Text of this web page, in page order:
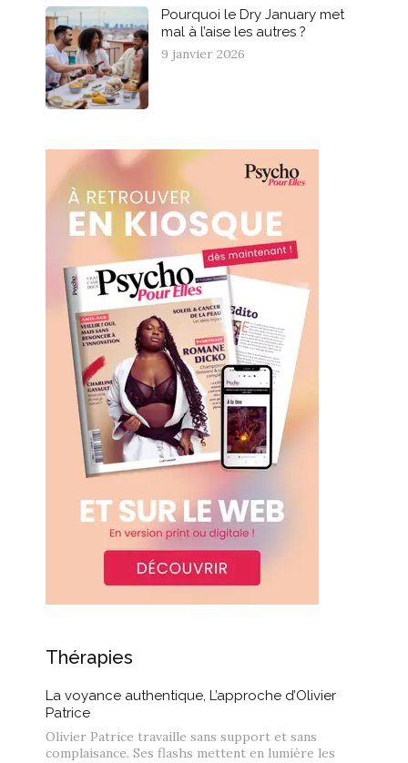
Pourquoi le Dry January met
mal à l’aise les autres ?
9 janvier 2026
Thérapies
La voyance authentique, L’approche d’Olivier
Patrice
Olivier Patrice travaille sans support et sans
complaisance. Ses flashs mettent en lumière les